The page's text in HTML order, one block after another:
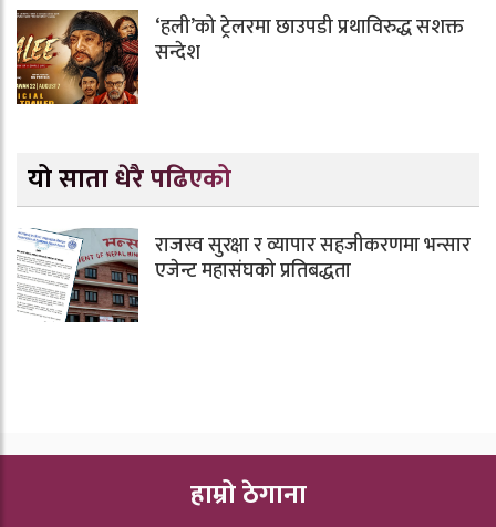
‘हली’को ट्रेलरमा छाउपडी प्रथाविरुद्ध सशक्त
सन्देश
यो साता धेरै पढिएको
राजस्व सुरक्षा र व्यापार सहजीकरणमा भन्सार
एजेन्ट महासंघको प्रतिबद्धता
हाम्रो ठेगाना